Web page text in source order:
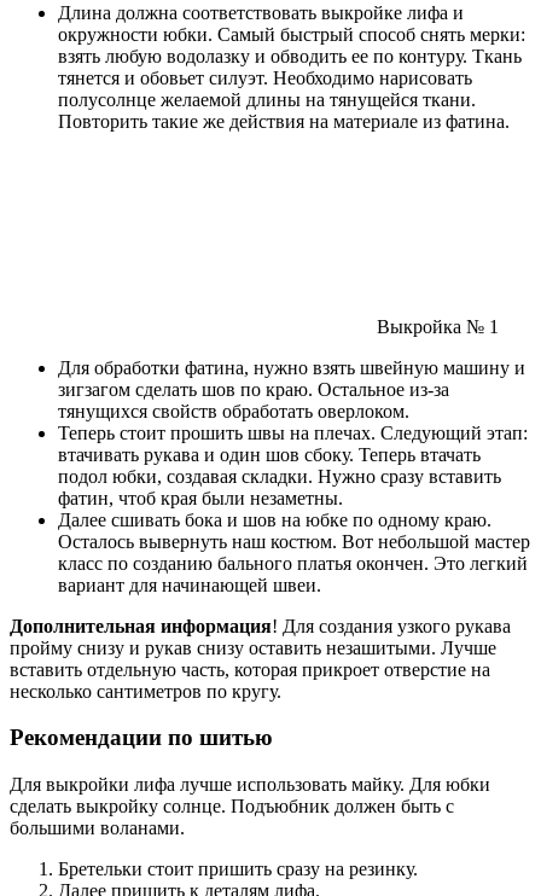
Длина должна соответствовать выкройке лифа и
окружности юбки. Самый быстрый способ снять мерки:
взять любую водолазку и обводить ее по контуру. Ткань
тянется и обовьет силуэт. Необходимо нарисовать
полусолнце желаемой длины на тянущейся ткани.
Повторить такие же действия на материале из фатина.
Выкройка № 1
Для обработки фатина, нужно взять швейную машину и
зигзагом сделать шов по краю. Остальное из-за
тянущихся свойств обработать оверлоком.
Теперь стоит прошить швы на плечах. Следующий этап:
втачивать рукава и один шов сбоку. Теперь втачать
подол юбки, создавая складки. Нужно сразу вставить
фатин, чтоб края были незаметны.
Далее сшивать бока и шов на юбке по одному краю.
Осталось вывернуть наш костюм. Вот небольшой мастер
класс по созданию бального платья окончен. Это легкий
вариант для начинающей швеи.
Дополнительная информация! Для создания узкого рукава
пройму снизу и рукав снизу оставить незашитыми. Лучше
вставить отдельную часть, которая прикроет отверстие на
несколько сантиметров по кругу.
Рекомендации по шитью
Для выкройки лифа лучше использовать майку. Для юбки
сделать выкройку солнце. Подъюбник должен быть с
большими воланами.
Бретельки стоит пришить сразу на резинку.
Далее пришить к деталям лифа.